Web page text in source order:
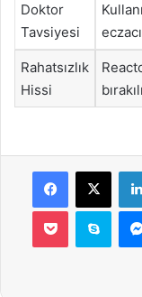
Doktor
Tavsiyesi
Rahatsızlık
Hissi
Facebook
X
Pocket